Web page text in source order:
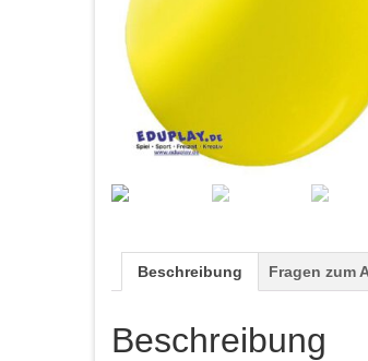
Beschreibung Fragen zum
Beschreibung